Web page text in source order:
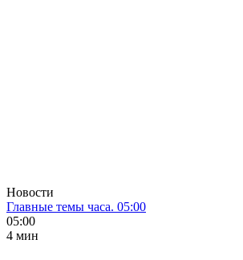
Новости
Главные темы часа. 05:00
05:00
4 мин